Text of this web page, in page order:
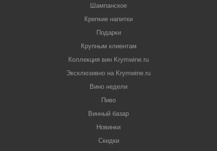
Шампанское
Крепкие напитки
Подарки
Крупным клиентам
Коллекция вин Krymwine.ru
Эксклюзивно на Krymwine.ru
Вино недели
Пиво
Винный базар
Новинки
Скидки